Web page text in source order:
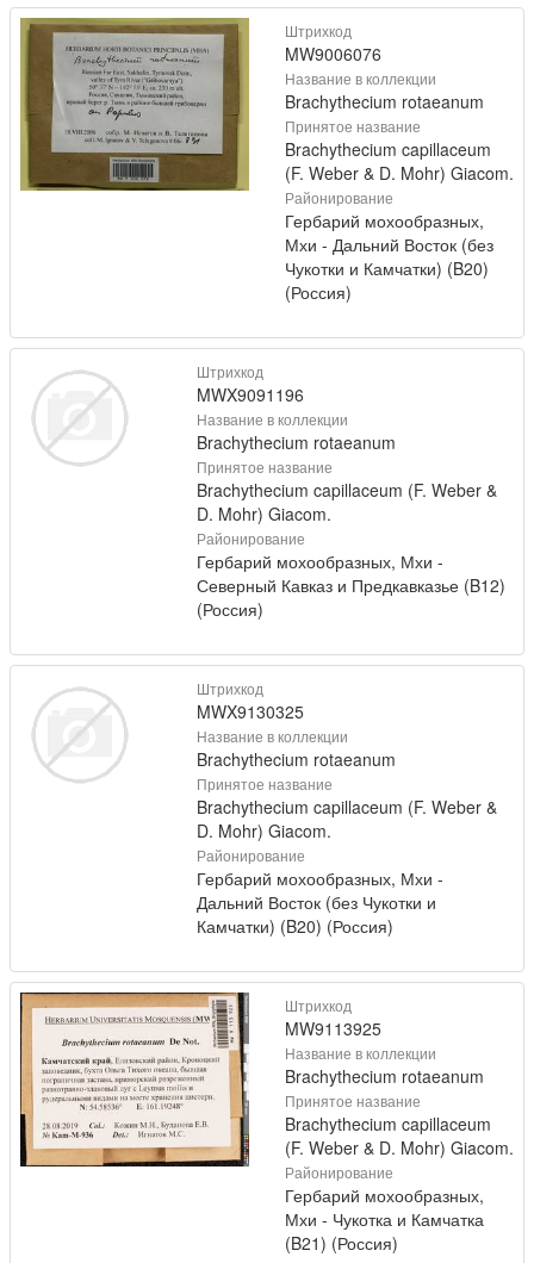
Штрихкод
MW9006076
Название в коллекции
Brachythecium rotaeanum
Принятое название
Brachythecium capillaceum
(F. Weber & D. Mohr) Giacom.
Районирование
Гербарий мохообразных,
Мхи - Дальний Восток (без
Чукотки и Камчатки) (B20)
(Россия)
Штрихкод
MWX9091196
Название в коллекции
Brachythecium rotaeanum
Принятое название
Brachythecium capillaceum (F. Weber &
D. Mohr) Giacom.
Районирование
Гербарий мохообразных, Мхи -
Северный Кавказ и Предкавказье (B12)
(Россия)
Штрихкод
MWX9130325
Название в коллекции
Brachythecium rotaeanum
Принятое название
Brachythecium capillaceum (F. Weber &
D. Mohr) Giacom.
Районирование
Гербарий мохообразных, Мхи -
Дальний Восток (без Чукотки и
Камчатки) (B20) (Россия)
Штрихкод
MW9113925
Название в коллекции
Brachythecium rotaeanum
Принятое название
Brachythecium capillaceum
(F. Weber & D. Mohr) Giacom.
Районирование
Гербарий мохообразных,
Мхи - Чукотка и Камчатка
(B21) (Россия)